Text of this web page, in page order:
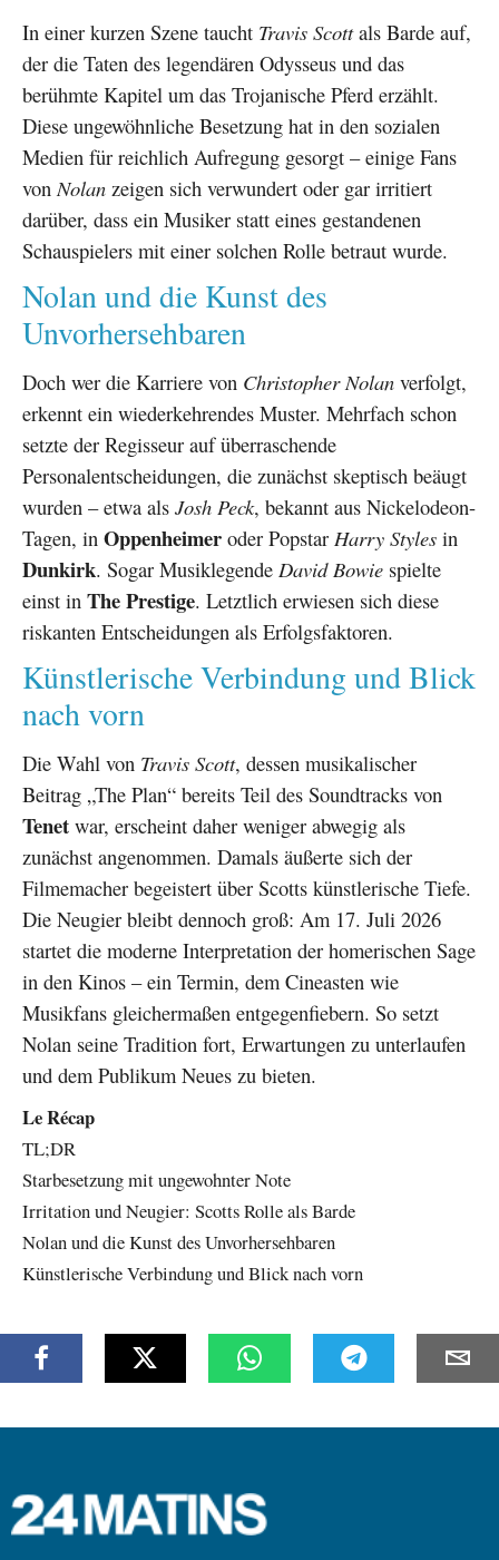
In einer kurzen Szene taucht Travis Scottals Barde auf,
der die Taten des legendären Odysseus und das
berühmte Kapitel um das Trojanische Pferd erzählt.
Diese ungewöhnliche Besetzung hat in den sozialen
Medien für reichlich Aufregung gesorgt – einige Fans
vonNolan zeigen sich verwundert oder gar irritiert
darüber, dass ein Musiker statt eines gestandenen
Schauspielers mit einer solchen Rolle betraut wurde.
Nolan und die Kunst des
Unvorhersehbaren
Doch wer die Karriere von Christopher Nolan verfolgt,
erkennt ein wiederkehrendes Muster. Mehrfach schon
setzte der Regisseur auf überraschende
Personalentscheidungen, die zunächst skeptisch beäugt
wurden – etwa als Josh Peck, bekannt aus Nickelodeon-
Tagen, in Oppenheimer oder Popstar Harry Styles in
Dunkirk. Sogar Musiklegende David Bowie spielte
einst in The Prestige. Letztlich erwiesen sich diese
riskanten Entscheidungen als Erfolgsfaktoren.
Künstlerische Verbindung und Blick
nach vorn
Die Wahl von Travis Scott, dessen musikalischer
Beitrag „The Plan“ bereits Teil des Soundtracks von
Tenet war, erscheint daher weniger abwegig als
zunächst angenommen. Damals äußerte sich der
Filmemacher begeistert über Scotts künstlerische Tiefe.
Die Neugier bleibt dennoch groß: Am 17. Juli 2026
startet die moderne Interpretation der homerischen Sage
in den Kinos – ein Termin, dem Cineasten wie
Musikfans gleichermaßen entgegenfiebern. So setzt
Nolan seine Tradition fort, Erwartungen zu unterlaufen
und dem Publikum Neues zu bieten.
Le Récap
TL;DR
Starbesetzung mit ungewohnter Note
Irritation und Neugier: Scotts Rolle als Barde
Nolan und die Kunst des Unvorhersehbaren
Künstlerische Verbindung und Blick nach vorn